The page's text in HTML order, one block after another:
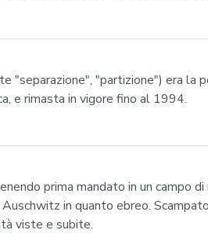
"separazione", "partizione") era la
e rimasta in vigore fino al 1994.
prima mandato in un campo
in quanto ebreo.
viste e subite.